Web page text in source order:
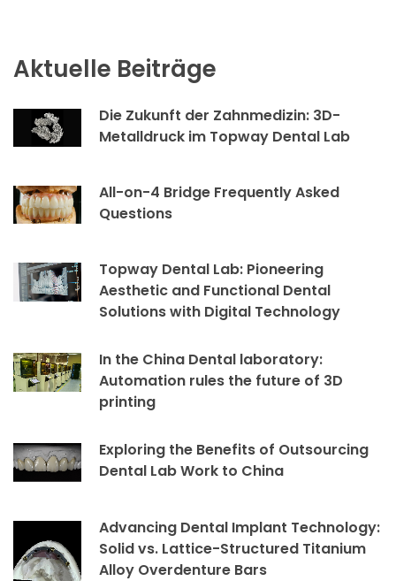
Aktuelle Beiträge
Die Zukunft der Zahnmedizin: 3D-
Metalldruck im Topway Dental Lab
All-on-4 Bridge Frequently Asked
Questions
Topway Dental Lab: Pioneering
Aesthetic and Functional Dental
Solutions with Digital Technology
In the China Dental laboratory:
Automation rules the future of 3D
printing
Exploring the Benefits of Outsourcing
Dental Lab Work to China
Advancing Dental Implant Technology:
Solid vs. Lattice-Structured Titanium
Alloy Overdenture Bars